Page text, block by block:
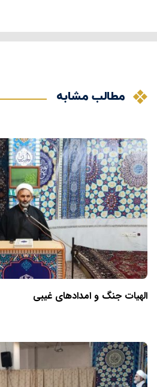
مطالب مشابه
الهیات جنگ و امدادهای غیبی